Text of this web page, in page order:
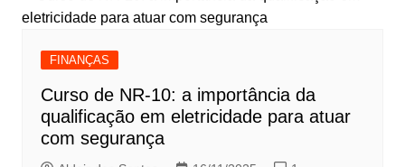
FINANÇAS
Curso de NR-10: a importância da
qualificação em eletricidade para atuar
com segurança